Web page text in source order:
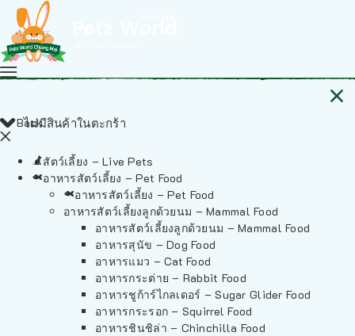
ไม่มีสินค้าในตะกร้า
Back
สัตว์เลี้ยง – Live Pets
อาหารสัตว์เลี้ยง – Pet Food
อาหารสัตว์เลี้ยง – Pet Food
อาหารสัตว์เลี้ยงลูกด้วยนม – Mammal Food
อาหารสัตว์เลี้ยงลูกด้วยนม – Mammal Food
อาหารสุนัข – Dog Food
อาหารแมว – Cat Food
อาหารกระต่าย – Rabbit Food
อาหารชูก้าร์ไกลเดอร์ – Sugar Glider Food
อาหารกระรอก – Squirrel Food
อาหารชินชิล่า – Chinchilla Food